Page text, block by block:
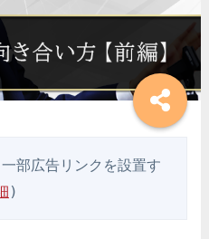
部広告リンクを設置す
)